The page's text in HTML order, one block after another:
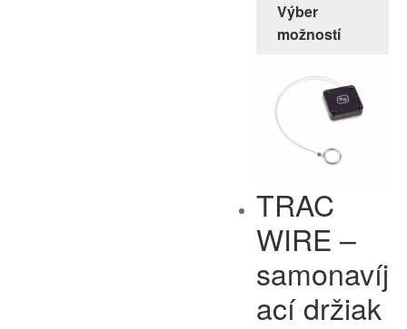
Výber
možností
TRAC
WIRE –
samonavíj
ací držiak